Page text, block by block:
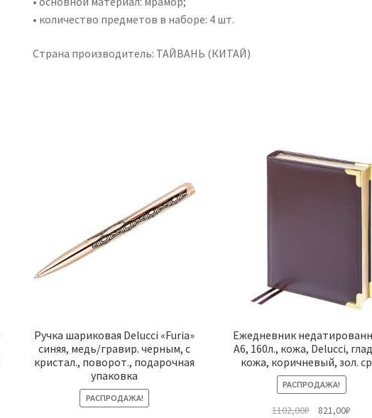
• количество предметов в наборе: 4 шт.
Страна производитель: ТАЙВАНЬ (КИТАЙ)
Ручка шариковая Delucci «Furia»
синяя, медь/гравир. черным, с
кристал., поворот., подарочная
упаковка
РАСПРОДАЖА!
Ежедневник
А6, 160л., кожа, Delucci,
кожа, коричневый, зол.
РАСПРОДАЖА!
1102,00₽ 821,00₽